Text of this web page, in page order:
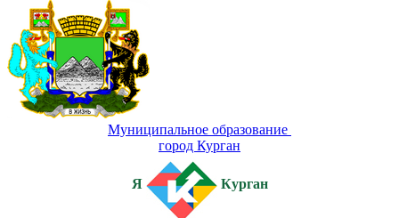
Муниципальное образование
город Курган
Я Курган